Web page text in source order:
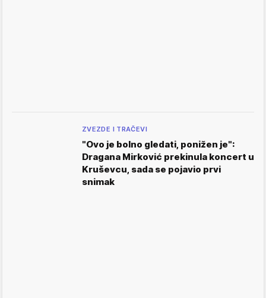
ZVEZDE I TRAČEVI
"Ovo je bolno gledati, ponižen je":
Dragana Mirković prekinula koncert u
Kruševcu, sada se pojavio prvi
snimak